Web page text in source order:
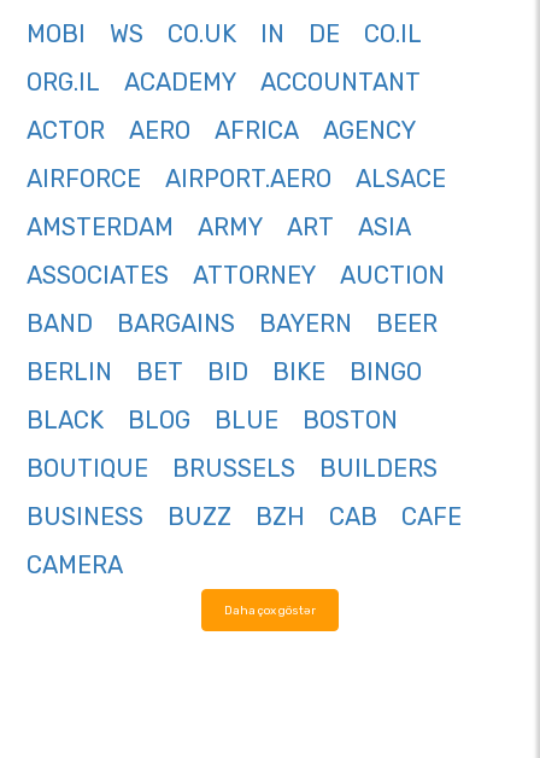
MOBI
WS CO.UK IN DE
CO.IL
ORG.IL
ACADEMY
ACCOUNTANT
ACTOR
AERO AFRICA
AGENCY
AIRFORCE
AIRPORT.AERO
ALSACE
AMSTERDAM
ARMY ART
ASIA
ASSOCIATES
ATTORNEY
AUCTION
BAND
BARGAINS BAYERN
BEER
BERLIN
BET BID BIKE
BINGO
BLACK
BLOG BLUE
BOSTON
BOUTIQUE
BRUSSELS
BUILDERS
BUSINESS
BUZZ BZH CAB
CAFE
CAMERA
Daha çox göstər